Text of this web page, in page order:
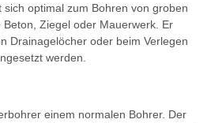
optimal zum Bohren von groben
Ziegel oder Mauerwerk. Er
Drainagelöcher oder beim Verlegen
werden.
einem normalen Bohrer. Der